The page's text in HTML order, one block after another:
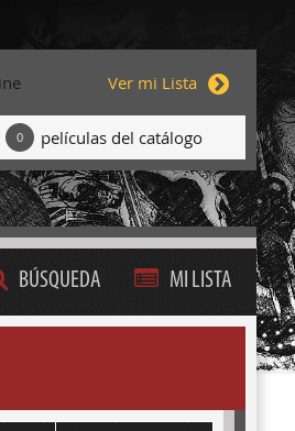
Ver mi Lista
0 películas del catálogo
BÚSQUEDA MI LISTA